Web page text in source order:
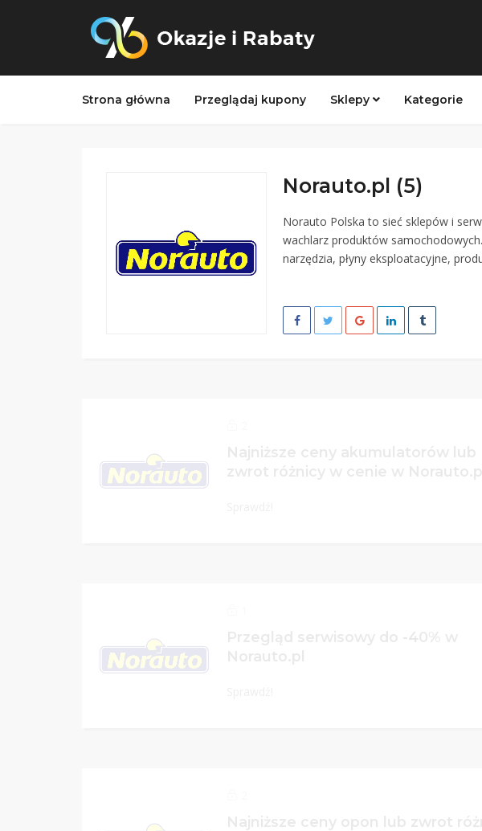
Strona główna Przeglądaj kupony Sklepy Kategorie
Norauto.pl (5)
Norauto Polska to sieć sklepów i
wachlarz produktów
narzędzia, płyny eksploatacyjne,